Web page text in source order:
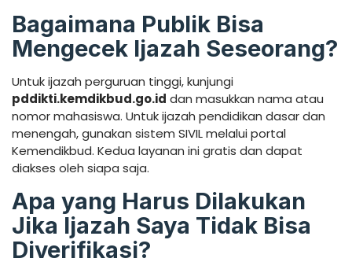
Bagaimana Publik Bisa
Mengecek Ijazah Seseorang?
Untuk ijazah perguruan tinggi, kunjungi
pddikti.kemdikbud.go.id dan masukkan nama atau
nomor mahasiswa. Untuk ijazah pendidikan dasar dan
menengah, gunakan sistem SIVIL melalui portal
Kemendikbud. Kedua layanan ini gratis dan dapat
diakses oleh siapa saja.
Apa yang Harus Dilakukan
Jika Ijazah Saya Tidak Bisa
Diverifikasi?